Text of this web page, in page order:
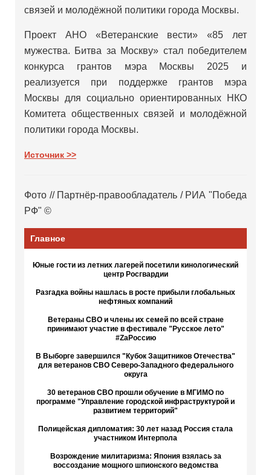
связей и молодёжной политики города Москвы.
Проект АНО «Ветеранские вести» «85 лет
мужества. Битва за Москву» стал победителем
конкурса грантов мэра Москвы 2025 и
реализуется при поддержке грантов мэра
Москвы для социально ориентированных НКО
Комитета общественных связей и молодёжной
политики города Москвы.
Источник >>
Фото // Партнёр-правообладатель / РИА "Победа
РФ" ©
Главное
Юные гости из летних лагерей посетили кинологический
центр Росгвардии
Разгадка войны нашлась в росте прибыли глобальных
нефтяных компаний
Ветераны СВО и члены их семей по всей стране
принимают участие в фестивале "Русское лето"
#ZaРоссию
В Выборге завершился "Кубок Защитников Отечества"
для ветеранов СВО Северо-Западного федерального
округа
30 ветеранов СВО прошли обучение в МГИМО по
программе "Управление городской инфраструктурой и
развитием территорий"
Полицейская дипломатия: 30 лет назад Россия стала
участником Интерпола
Возрождение милитаризма: Япония взялась за
воссоздание мощного шпионского ведомства